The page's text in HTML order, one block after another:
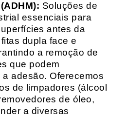
Soluções de
essenciais para
antes da
dupla face e
a remoção de
que podem
a adesão. Oferecemos
de limpadores (álcool
de óleo,
a diversas